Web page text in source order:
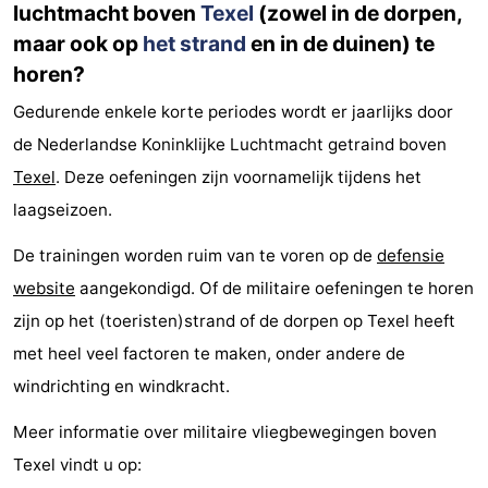
luchtmacht boven Texel (zowel in de dorpen,
maar ook op het strand en in de duinen) te
horen?
Gedurende enkele korte periodes wordt er jaarlijks door
de Nederlandse Koninklijke Luchtmacht getraind boven
Texel. Deze oefeningen zijn voornamelijk tijdens het
laagseizoen.
De trainingen worden ruim van te voren op de defensie
website aangekondigd. Of de militaire oefeningen te horen
zijn op het (toeristen)strand of de dorpen op Texel heeft
met heel veel factoren te maken, onder andere de
windrichting en windkracht.
Meer informatie over militaire vliegbewegingen boven
Texel vindt u op: